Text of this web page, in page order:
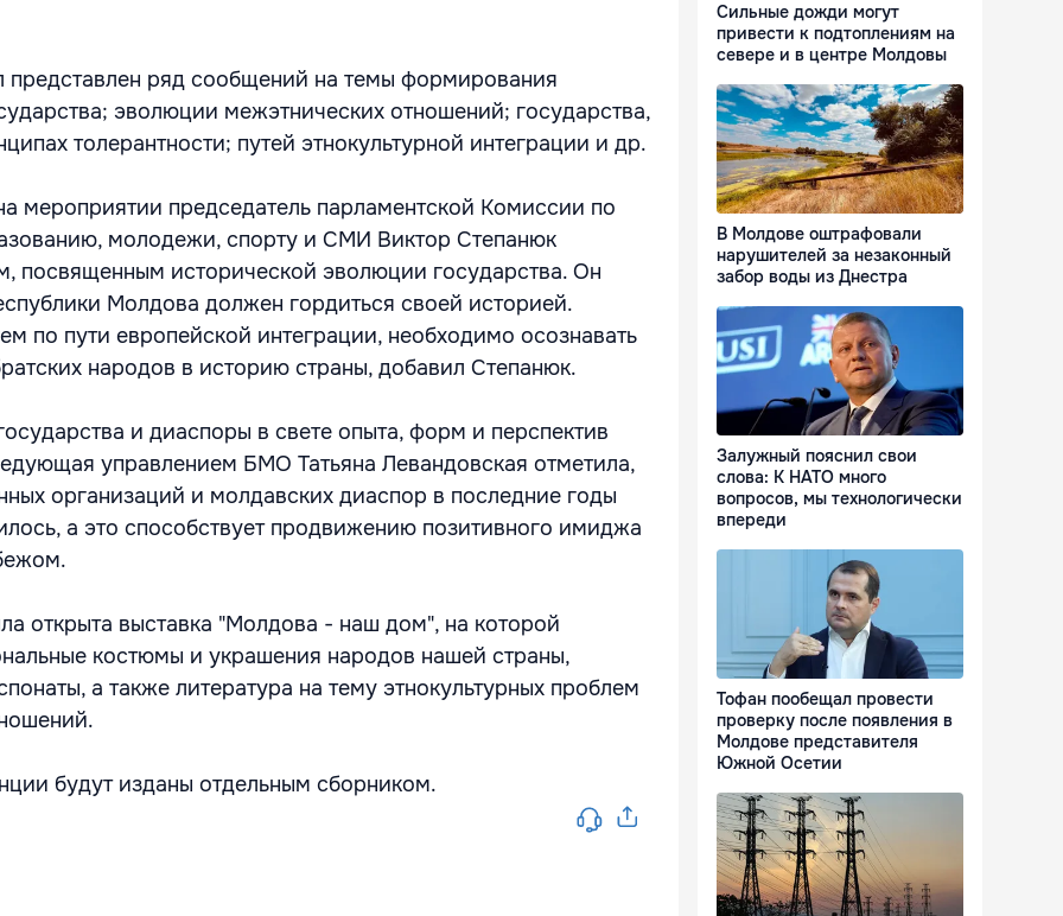
представлен ряд сообщений на темы формирования
эволюции межэтнических отношений; государства,
толерантности; путей этнокультурной интеграции и др.
мероприятии председатель парламентской Комиссии по
молодежи, спорту и СМИ Виктор Степанюк
посвященным исторической эволюции государства. Он
Молдова должен гордиться своей историей.
по пути европейской интеграции, необходимо осознавать
народов в историю страны, добавил Степанюк.
и диаспоры в свете опыта, форм и перспектив
управлением БМО Татьяна Левандовская отметила,
организаций и молдавских диаспор в последние годы
а это способствует продвижению позитивного имиджа
открыта выставка "Молдова - наш дом", на которой
костюмы и украшения народов нашей страны,
а также литература на тему этнокультурных проблем
будут изданы отдельным сборником.
Сильные дожди могут
привести к подтоплениям на
севере и в центре Молдовы
В Молдове оштрафовали
нарушителей за незаконный
забор воды из Днестра
Залужный пояснил свои
слова: К НАТО много
вопросов, мы технологически
впереди
Тофан пообещал провести
проверку после появления в
Молдове представителя
Южной Осетии